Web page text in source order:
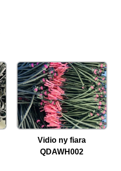
Vidio ny fiara
QDAWH002